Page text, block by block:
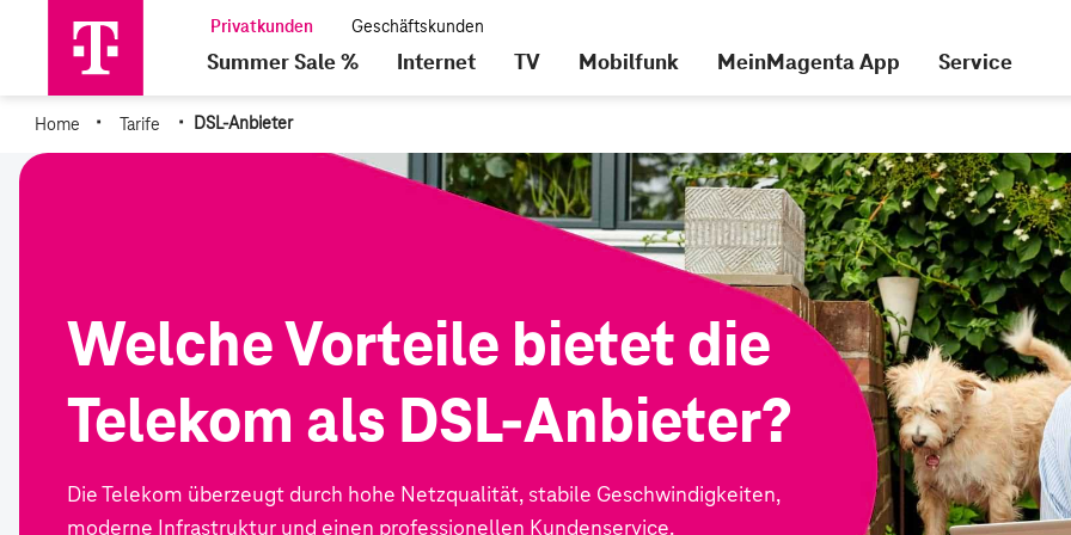
Summer Sale % Internet TV Mobilfunk MeinMagenta App Service
Home · Tarife · DSL-Anbieter
Welche Vorteile bietet die
Telekom als DSL-Anbieter?
Die Telekom überzeugt durch hohe Netzqualität, stabile Geschwindigkeiten,
moderne Infrastruktur und einen professionellen Kundenservice.